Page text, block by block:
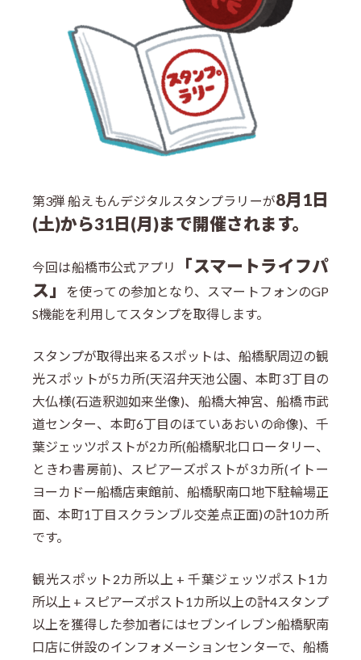
第3弾 船えもんデジタルスタンプラリーが8月1日
(土)から31日(月)まで開催されます。
今回は船橋市公式アプリ
「スマートライフパ
ス」
を使っての参加となり、スマートフォンのGP
S機能を利用してスタンプを取得します。
スタンプが取得出来るスポットは、船橋駅周辺の観
光スポットが5カ所(天沼弁天池公園、本町3丁目の
大仏様(石造釈迦如来坐像)、船橋大神宮、船橋市武
道センター、本町6丁目のほていあおいの命像)、千
葉ジェッツポストが2カ所(船橋駅北口ロータリー、
ときわ書房前)、スピアーズポストが3カ所(イトー
ヨーカドー船橋店東館前、船橋駅南口地下駐輪場正
面、本町1丁目スクランブル交差点正面)の計10カ所
です。
観光スポット2カ所以上 + 千葉ジェッツポスト1カ
所以上 + スピアーズポスト1カ所以上の計4スタンプ
以上を獲得した参加者にはセブンイレブン船橋駅南
口店に併設のインフォメーションセンターで、船橋